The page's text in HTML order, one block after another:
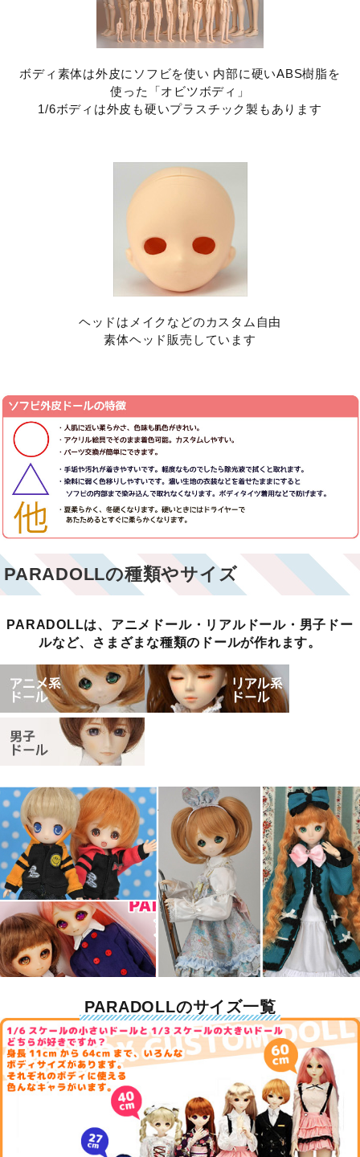
ボディ素体は外皮にソフビを使い 内部に硬いABS樹脂を
使った「オビツボディ」
1/6ボディは外皮も硬いプラスチック製もあります
ヘッドはメイクなどのカスタム自由
素体ヘッド販売しています
PARADOLLの種類やサイズ
PARADOLLは、アニメドール・リアルドール・男子ドー
ルなど、さまざまな種類のドールが作れます。
PARADOLLのサイズ一覧